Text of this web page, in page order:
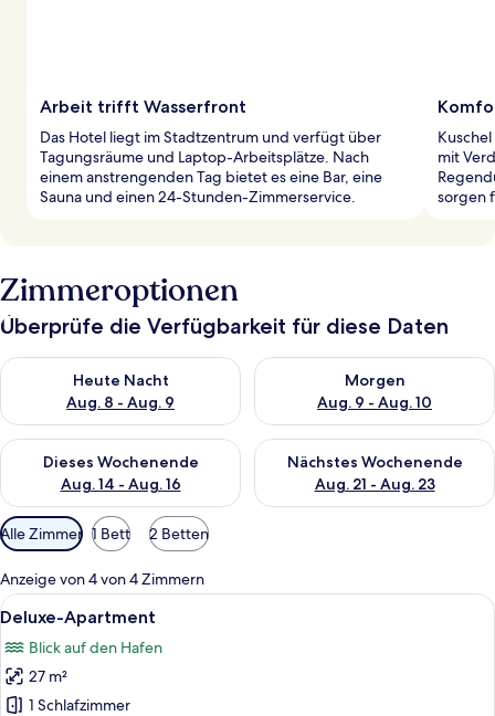
Arbeit trifft Wasserfront
Das Hotel liegt im Stadtzentrum und verfügt über
Tagungsräume und Laptop-Arbeitsplätze. Nach
einem anstrengenden Tag bietet es eine Bar, eine
Sauna und einen 24-Stunden-Zimmerservice.
mit
sorgen
Zimmeroptionen
Überprüfe die Verfügbarkeit für diese Daten
Heute Nacht
Aug. 8 - Aug. 9
Überprüfe die Verfügbarkeit für heute Nacht, Aug. 8 - Aug. 9.
Morgen
Aug. 9 - Aug. 10
Überprüfe die Verfügbarkeit
Dieses Wochenende
Aug. 14 - Aug. 16
Überprüfe die Verfügbarkeit für dieses Wochenende, Aug. 14
Nächstes Wochenende
Aug. 21 - Aug. 23
Überprüfe die Verfügbarkeit
Verfügbare
Filter
für
Zimmer
Alle Zimmer 1 Bett 2 Betten
Anzeige von 4 von 4 Zimmern
Alle
Fotos
für
Deluxe-
Apartment
Ein Hotelzimmer mit Bett,
25
Deluxe-Apartment
Blick auf den Hafen
27 m²
1 Schlafzimmer